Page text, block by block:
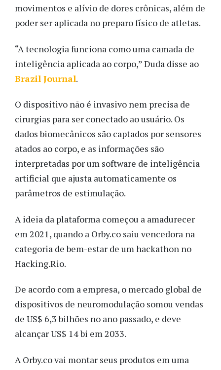
movimentos e alívio de dores crônicas, além de
poder ser aplicada no preparo físico de atletas.
“A tecnologia funciona como uma camada de
inteligência aplicada ao corpo,” Duda disse ao
Brazil Journal.
O dispositivo não é invasivo nem precisa de
cirurgias para ser conectado ao usuário. Os
dados biomecânicos são captados por sensores
atados ao corpo, e as informações são
interpretadas por um software de inteligência
artificial que ajusta automaticamente os
parâmetros de estimulação.
A ideia da plataforma começou a amadurecer
em 2021, quando a Orby.co saiu vencedora na
categoria de bem-estar de um hackathon no
Hacking.Rio.
De acordo com a empresa, o mercado global de
dispositivos de neuromodulação somou vendas
de US$ 6,3 bilhões no ano passado, e deve
alcançar US$ 14 bi em 2033.
A Orby.co vai montar seus produtos em uma